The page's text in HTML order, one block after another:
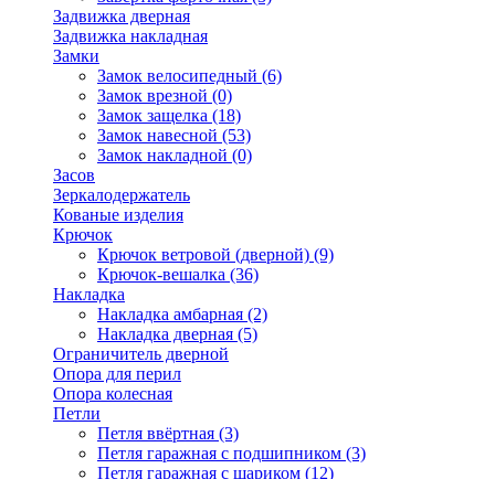
Задвижка дверная
Задвижка накладная
Замки
Замок велосипедный (6)
Замок врезной (0)
Замок защелка (18)
Замок навесной (53)
Замок накладной (0)
Засов
Зеркалодержатель
Кованые изделия
Крючок
Крючок ветровой (дверной) (9)
Крючок-вешалка (36)
Накладка
Накладка амбарная (2)
Накладка дверная (5)
Ограничитель дверной
Опора для перил
Опора колесная
Петли
Петля ввёртная (3)
Петля гаражная с подшипником (3)
Петля гаражная с шариком (12)